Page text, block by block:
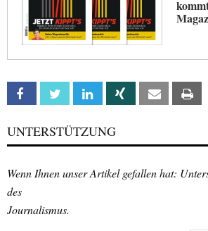
Facebook Twitter Linkedin Xing Email
UNTERSTÜTZUNG
Wenn Ihnen unser Artikel gefallen hat:
des
Journalismus.